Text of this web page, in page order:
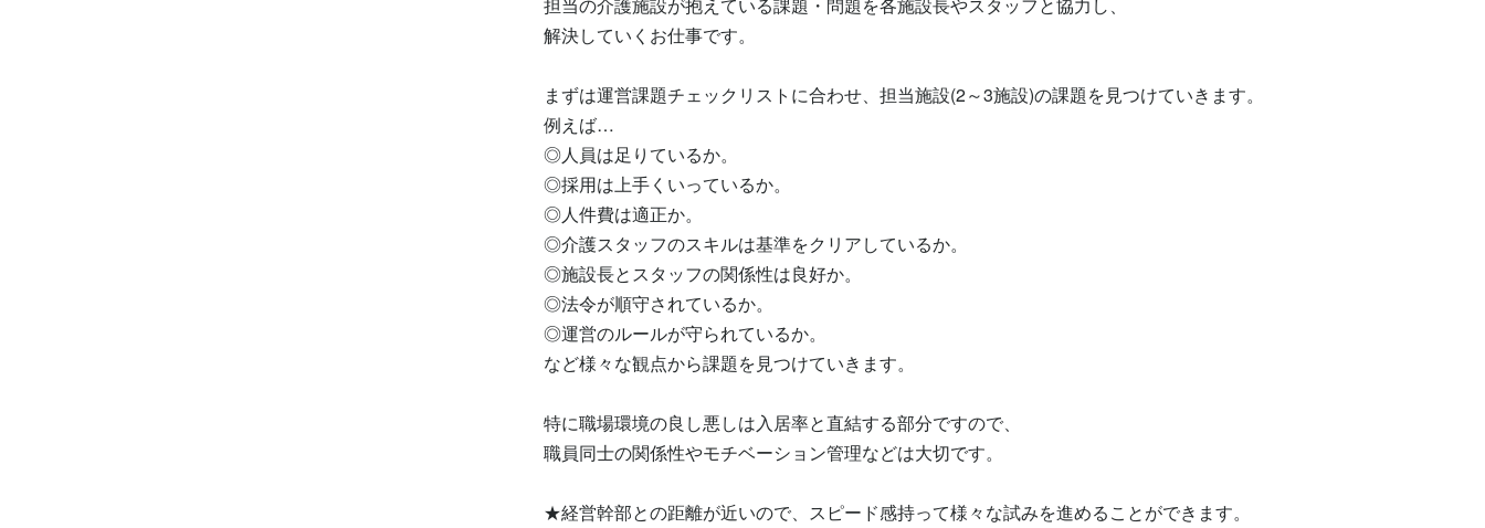
解決していくお仕事です。
まずは運営課題チェックリストに合わせ、担当施設(2～3施設)の課題を見つけていきます。
例えば…
◎人員は足りているか。
◎採用は上手くいっているか。
◎人件費は適正か。
◎介護スタッフのスキルは基準をクリアしているか。
◎施設長とスタッフの関係性は良好か。
◎法令が順守されているか。
◎運営のルールが守られているか。
など様々な観点から課題を見つけていきます。
特に職場環境の良し悪しは入居率と直結する部分ですので、
職員同士の関係性やモチベーション管理などは大切です。
★経営幹部との距離が近いので、スピード感持って様々な試みを進めることができます。